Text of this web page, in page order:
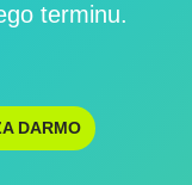
terminu.
DARMO